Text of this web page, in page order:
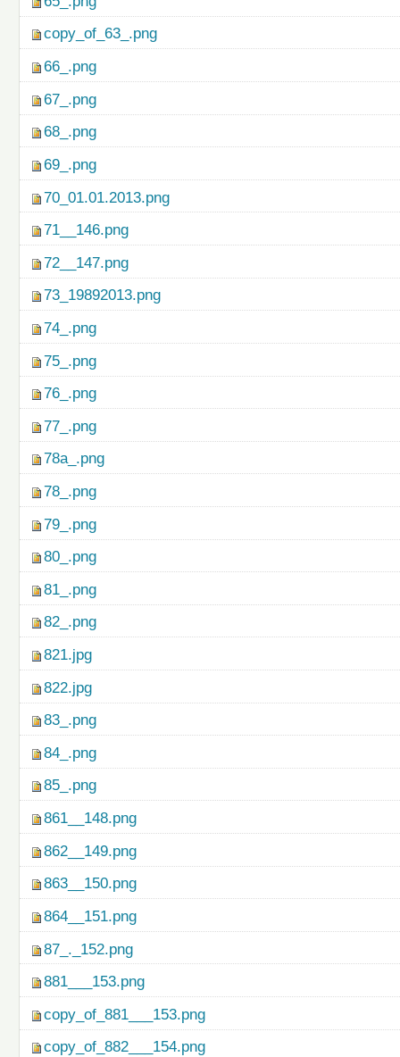
copy_of_63_.png
66_.png
67_.png
68_.png
69_.png
70_01.01.2013.png
71__146.png
72__147.png
73_19892013.png
74_.png
75_.png
76_.png
77_.png
78a_.png
78_.png
79_.png
80_.png
81_.png
82_.png
821.jpg
822.jpg
83_.png
84_.png
85_.png
861__148.png
862__149.png
863__150.png
864__151.png
87_._152.png
881___153.png
copy_of_881___153.png
copy_of_882___154.png